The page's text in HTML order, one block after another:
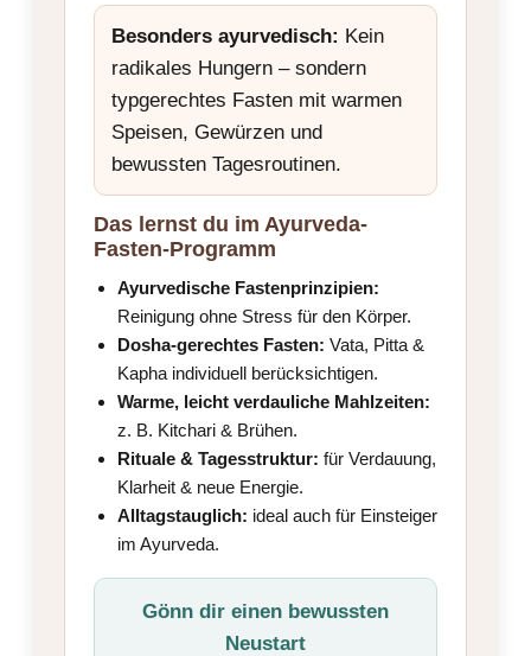
Besonders ayurvedisch: Kein
radikales Hungern – sondern
typgerechtes Fasten mit warmen
Speisen, Gewürzen und
bewussten Tagesroutinen.
Das lernst du im Ayurveda-
Fasten-Programm
Ayurvedische Fastenprinzipien:
Reinigung ohne Stress für den Körper.
Dosha-gerechtes Fasten: Vata, Pitta &
Kapha individuell berücksichtigen.
Warme, leicht verdauliche Mahlzeiten:
z. B. Kitchari & Brühen.
Rituale & Tagesstruktur: für Verdauung,
Klarheit & neue Energie.
Alltagstauglich: ideal auch für Einsteiger
im Ayurveda.
Gönn dir einen bewussten
Neustart